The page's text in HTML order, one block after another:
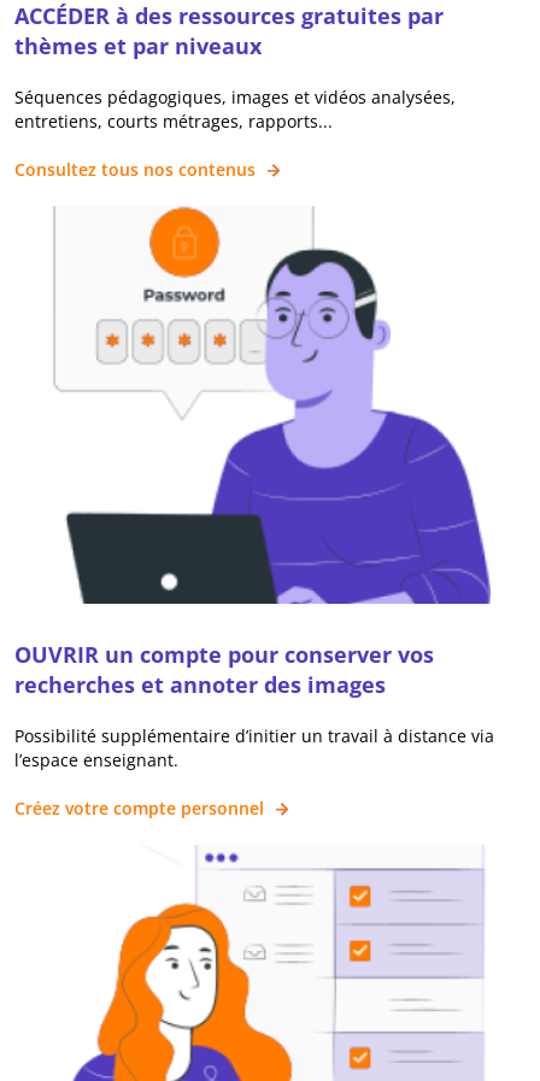
ACCÉDER à des ressources gratuites par
thèmes et par niveaux
Séquences pédagogiques, images et vidéos analysées,
entretiens, courts métrages, rapports...
Consultez tous nos contenus
OUVRIR un compte pour conserver vos
recherches et annoter des images
Possibilité supplémentaire d’initier un travail à distance via
l’espace enseignant.
Créez votre compte personnel